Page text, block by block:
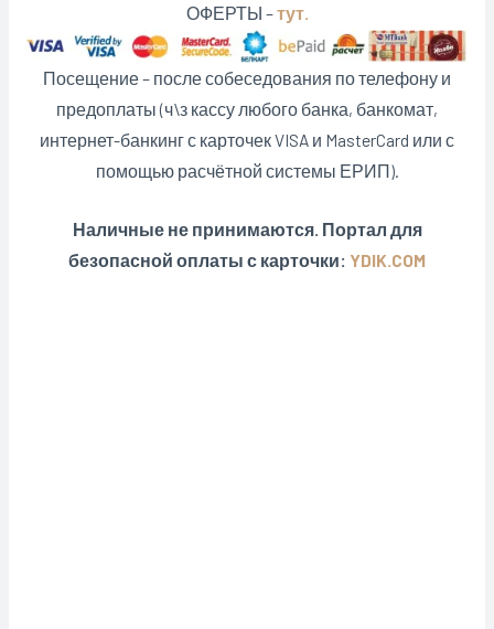
ОФЕРТЫ –тут.
Посещение – после собеседования по телефону и
предоплаты (ч\з кассу любого банка, банкомат,
интернет-банкинг с карточек VISA и MasterCard или с
помощью расчётной системы ЕРИП).
Наличные не принимаются. Портал для
безопасной оплаты с карточки: YDIK.COM